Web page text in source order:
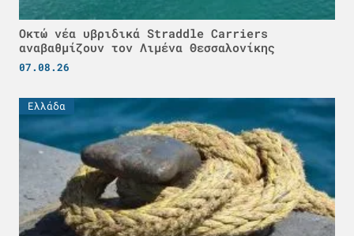
Οκτώ νέα υβριδικά Straddle Carriers
αναβαθμίζουν τον Λιμένα Θεσσαλονίκης
07.08.26
Ελλάδα